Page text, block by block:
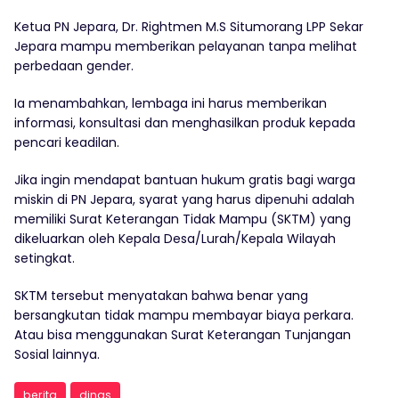
Ketua PN Jepara, Dr. Rightmen M.S Situmorang LPP Sekar
Jepara mampu memberikan pelayanan tanpa melihat
perbedaan gender.
Ia menambahkan, lembaga ini harus memberikan
informasi, konsultasi dan menghasilkan produk kepada
pencari keadilan.
Jika ingin mendapat bantuan hukum gratis bagi warga
miskin di PN Jepara, syarat yang harus dipenuhi adalah
memiliki Surat Keterangan Tidak Mampu (SKTM) yang
dikeluarkan oleh Kepala Desa/Lurah/Kepala Wilayah
setingkat.
SKTM tersebut menyatakan bahwa benar yang
bersangkutan tidak mampu membayar biaya perkara.
Atau bisa menggunakan Surat Keterangan Tunjangan
Sosial lainnya.